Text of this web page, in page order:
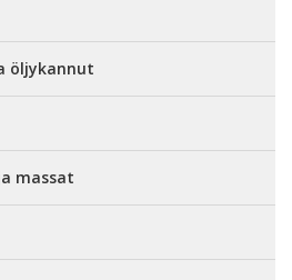
öljykannut
massat